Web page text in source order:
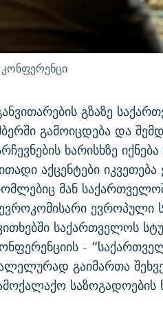
გზაზე
გამოიცდება და
ხარისხზე
აქცენტები
მან
საქართველოს
-
გაიმართა